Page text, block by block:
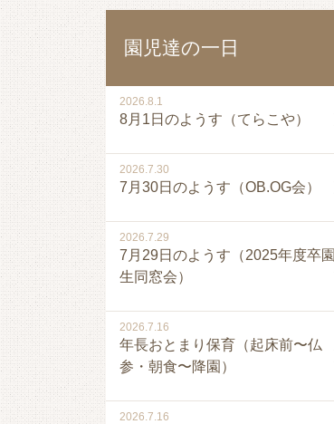
園児達の一日
8月1日のようす（てらこや）
2026.8.1
7月30日のようす（OB.OG会）
2026.7.30
7月29日のようす（2025年度卒園
生同窓会）
2026.7.29
年長おとまり保育（起床前〜仏
参・朝食〜降園）
2026.7.16
2026.7.16